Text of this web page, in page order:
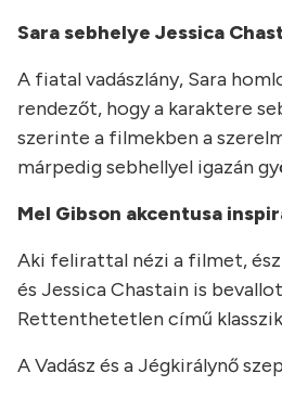
Sara sebhelye Jessica
A fiatal vadászlány, Sara
rendezőt, hogy a karaktere
szerinte a filmekben a
márpedig sebhellyel igazán
Mel Gibson akcentusa
Aki felirattal nézi a filmet,
és Jessica Chastain is
Rettenthetetlen című
A Vadász és a Jégkirálynő